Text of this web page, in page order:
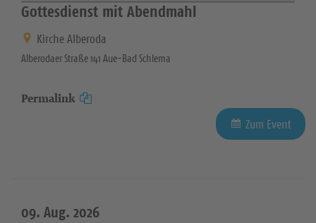
Gottesdienst mit Abendmahl
Kirche Alberoda
Alberodaer Straße 141 Aue-Bad Schlema
Permalink
Zum Event
09. Aug. 2026